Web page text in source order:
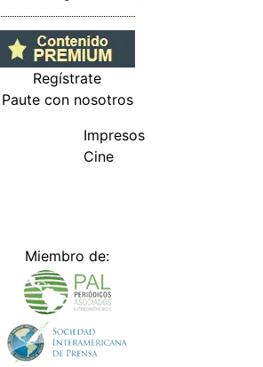
Regístrate
Paute con nosotros
Impresos